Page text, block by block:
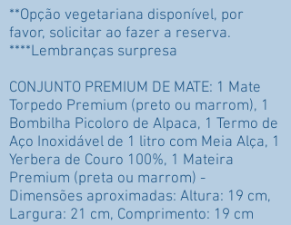
**Opção vegetariana disponível, por
favor, solicitar ao fazer a reserva.
****Lembranças surpresa
CONJUNTO PREMIUM DE MATE: 1 Mate
Torpedo Premium (preto ou marrom), 1
Bombilha Picoloro de Alpaca, 1 Termo de
Aço Inoxidável de 1 litro com Meia Alça, 1
Yerbera de Couro 100%, 1 Mateira
Premium (preta ou marrom) -
Dimensões aproximadas: Altura: 19 cm,
Largura: 21 cm, Comprimento: 19 cm